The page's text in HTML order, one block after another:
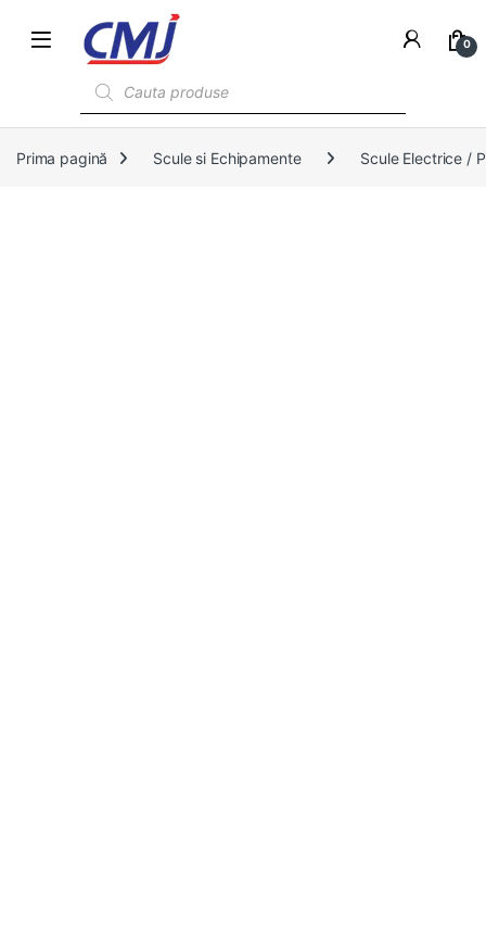
0
Prima pagină Scule si Echipamente Scule Electrice /